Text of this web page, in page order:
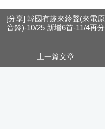
[分享] 韓國有趣來鈴聲(來電原
音鈴)-10/25 新增6首-11/4再分
上一篇文章